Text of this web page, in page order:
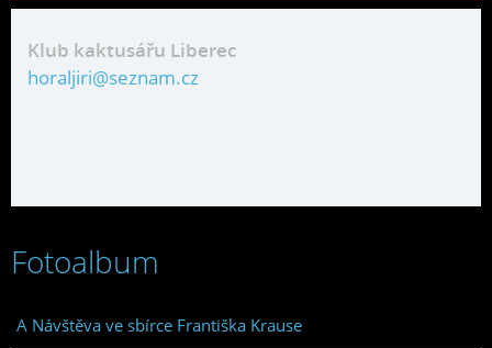
Klub kaktusářu Liberec
horaljiri@seznam.cz
Fotoalbum
A Návštěva ve sbírce Františka Krause